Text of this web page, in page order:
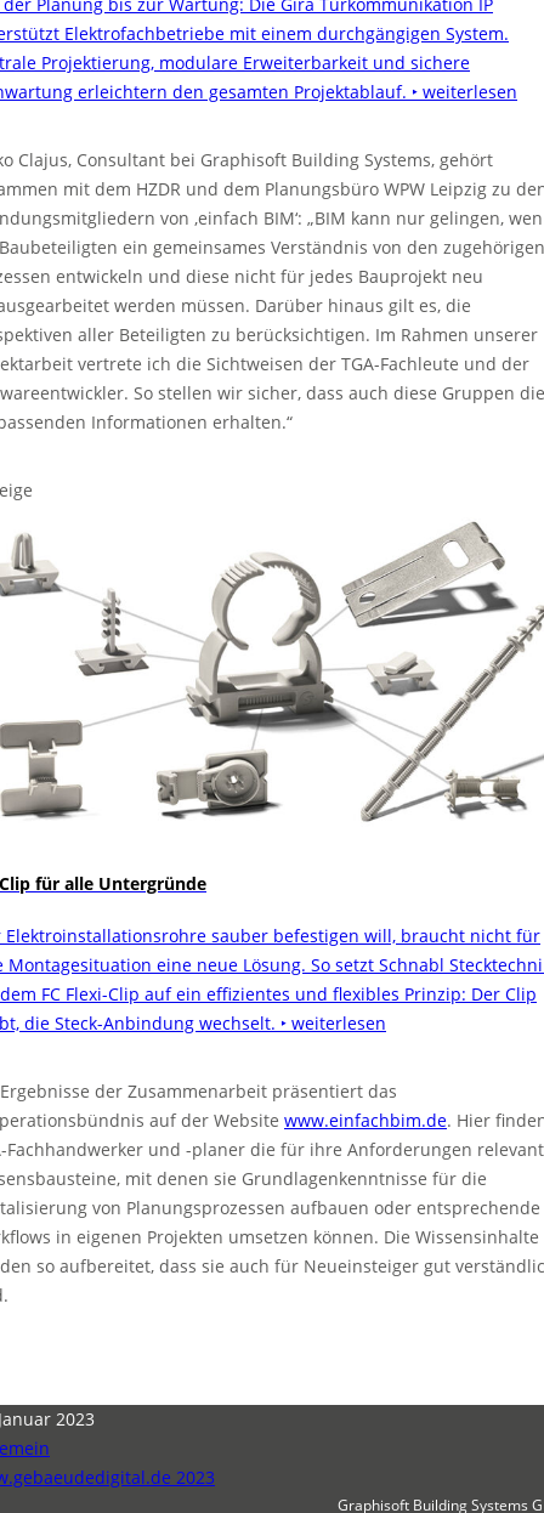
Elektrofachbetriebe mit einem durchgängigen System.
Projektierung, modulare Erweiterbarkeit und sichere
erleichtern den gesamten Projektablauf. ‣ weiterlesen
Clajus, Consultant bei Graphisoft Building Systems, gehört
mit dem HZDR und dem Planungsbüro WPW Leipzig zu
von ‚einfach BIM‘: „BIM kann nur gelingen,
ein gemeinsames Verständnis von den zugehörigen
entwickeln und diese nicht für jedes Bauprojekt neu
werden müssen. Darüber hinaus gilt es, die
aller Beteiligten zu berücksichtigen. Im Rahmen unserer
vertrete ich die Sichtweisen der TGA-Fachleute und der
So stellen wir sicher, dass auch diese Gruppen
Informationen erhalten.“
für alle Untergründe
Elektroinstallationsrohre sauber befestigen will, braucht nicht für
Montagesituation eine neue Lösung. So setzt Schnabl
FC Flexi-Clip auf ein effizientes und flexibles Prinzip: Der Clip
die Steck-Anbindung wechselt. ‣ weiterlesen
der Zusammenarbeit präsentiert das
auf der Website www.einfachbim.de. Hier
Fachhandwerker und -planer die für ihre Anforderungen
mit denen sie Grundlagenkenntnisse für die
von Planungsprozessen aufbauen oder entsprechende
in eigenen Projekten umsetzen können. Die Wissensinhalte
so aufbereitet, dass sie auch für Neueinsteiger gut
2023
2023
Graphisoft Building Systems